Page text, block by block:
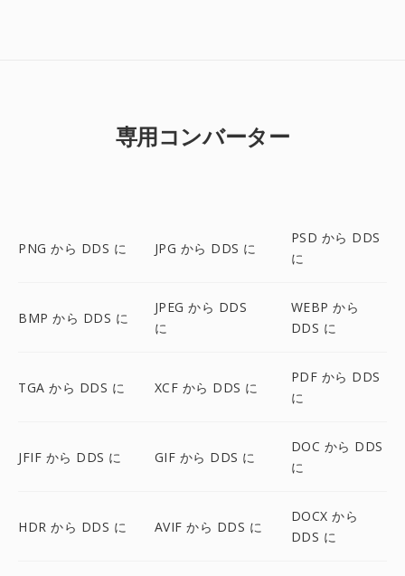
専用コンバーター
PNG から DDS に JPG から DDS に
PSD から DDS
に
BMP から DDS に
JPEG から DDS
に
WEBP から
DDS に
TGA から DDS に XCF から DDS に
PDF から DDS
に
JFIF から DDS に GIF から DDS に
DOC から DDS
に
HDR から DDS に AVIF から DDS に
DOCX から
DDS に